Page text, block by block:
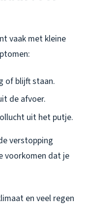
vaak met kleine
of blijft staan.
de afvoer.
uit het putje.
verstopping
voorkomen dat je
en veel regen